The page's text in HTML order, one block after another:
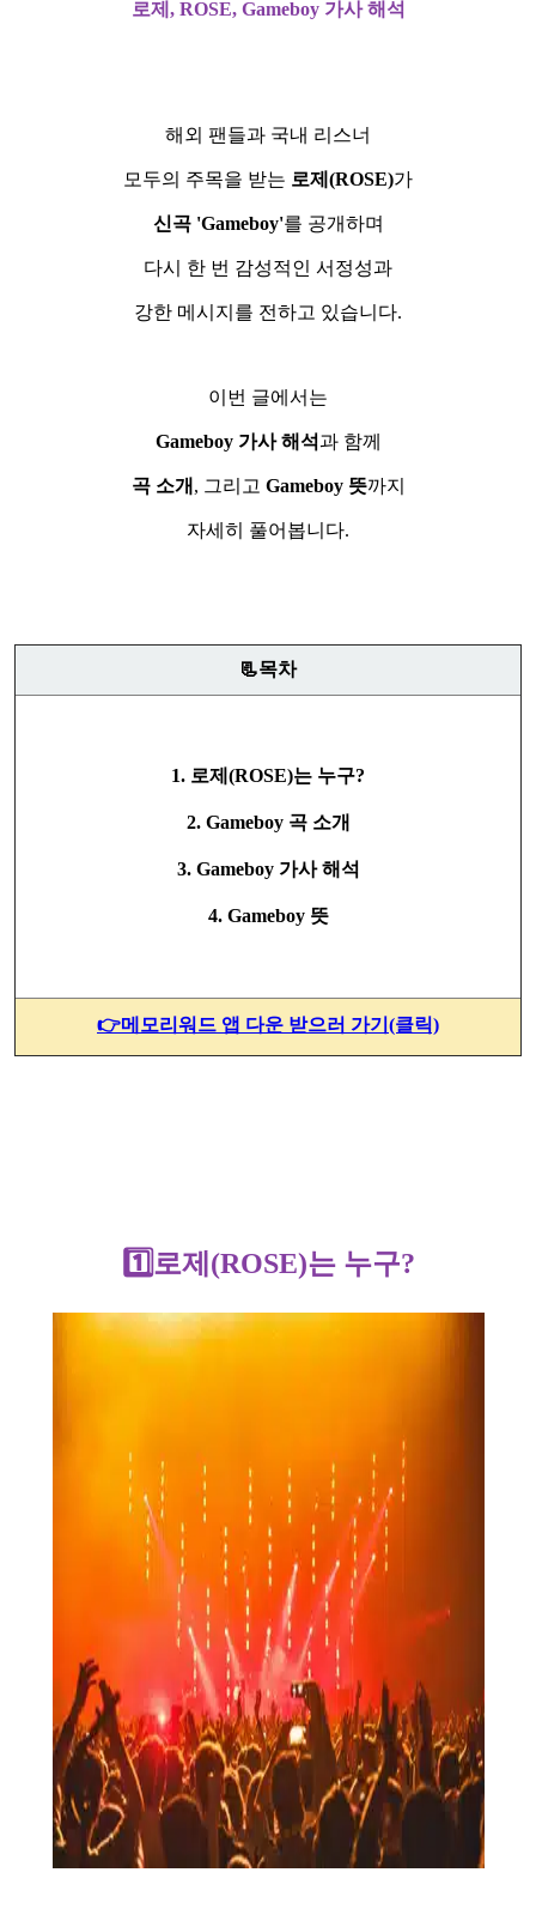
로제, ROSE, Gameboy 가사 해석
해외 팬들과 국내 리스너
모두의 주목을 받는 로제(ROSE)가
신곡 'Gameboy'를 공개하며
다시 한 번 감성적인 서정성과
강한 메시지를 전하고 있습니다.
이번 글에서는
Gameboy 가사 해석과 함께
곡 소개 , 그리고 Gameboy 뜻까지
자세히 풀어봅니다.
📃목차
1. 로제(ROSE)는 누구?
2. Gameboy 곡 소개
3. Gameboy 가사 해석
4. Gameboy 뜻
👉메모리워드 앱 다운 받으러 가기(클릭)
1️⃣로제(ROSE)는 누구?